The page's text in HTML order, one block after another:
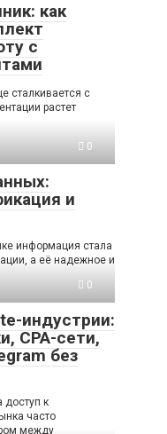
как
с
сталкивается с
растет
0
и
информация стала
а её надежное и
0
индустрии:
CPA-сети,
без
доступ к
часто
между